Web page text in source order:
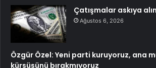
Çatışmalar askıya
Ağustos 6, 2026
Özgür Özel: Yeni parti kuruyoruz, ana
kürsüsünü bırakmıyoruz